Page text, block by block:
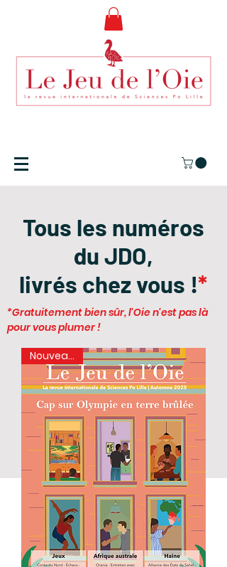
Tous les numéros
du JDO,
livrés chez vous !*
*Gratuitement bien sûr, l'Oie n'est pas là
pour vous plumer !
Nouveauté !